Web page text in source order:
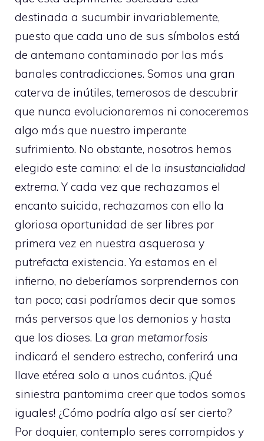
destinada a sucumbir invariablemente,
puesto que cada uno de sus símbolos está
de antemano contaminado por las más
banales contradicciones. Somos una gran
caterva de inútiles, temerosos de descubrir
que nunca evolucionaremos ni conoceremos
algo más que nuestro imperante
sufrimiento. No obstante, nosotros hemos
elegido este camino: el de la insustancialidad
extrema. Y cada vez que rechazamos el
encanto suicida, rechazamos con ello la
gloriosa oportunidad de ser libres por
primera vez en nuestra asquerosa y
putrefacta existencia. Ya estamos en el
infierno, no deberíamos sorprendernos con
tan poco; casi podríamos decir que somos
más perversos que los demonios y hasta
que los dioses. La gran metamorfosis
indicará el sendero estrecho, conferirá una
llave etérea solo a unos cuántos. ¡Qué
siniestra pantomima creer que todos somos
iguales! ¿Cómo podría algo así ser cierto?
Por doquier, contemplo seres corrompidos y